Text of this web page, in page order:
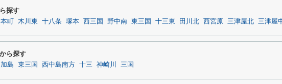
探す
町 木川東 十八条 塚本 西三国 野中南 東三国 十三東 田川北 西宮原 三津屋北 三津屋
ら探す
加島 東三国 西中島南方 十三 神崎川 三国